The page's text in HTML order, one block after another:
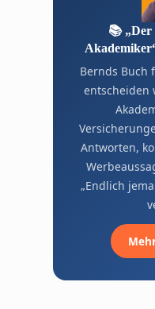
📚
Bernds Buch
entscheiden
Antworten,
„Endlich